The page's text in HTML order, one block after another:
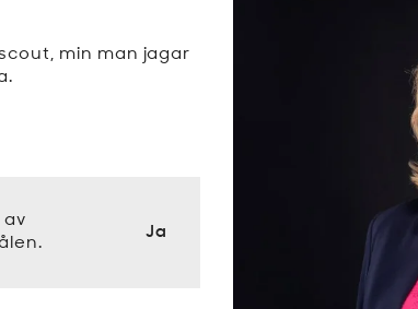
min man jagar
av
Ja